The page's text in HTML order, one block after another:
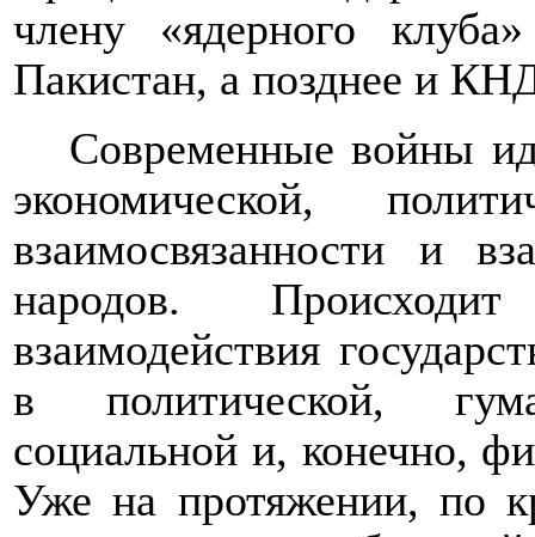
члену «ядерного
Пакистан, а позднее и
Современные войны
экономической,
взаимосвязанности и
народов.
взаимодействия
в политической,
социальной и, конечно,
Уже на протяжении, по